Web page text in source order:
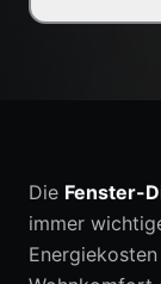
Die Fenster-
immer